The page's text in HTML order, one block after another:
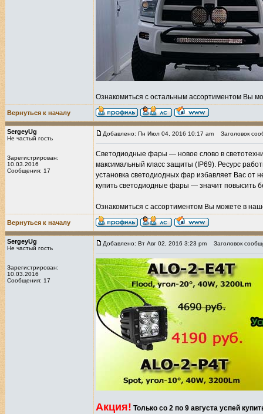
Ознакомиться с остальным ассортиментом Вы
Вернуться к началу
SergeyUg
Не частый гость
Зарегистрирован:
10.03.2016
Сообщения: 17
Добавлено: Пн Июл 04, 2016 10:17 am Заголовок
Светодиодные фары — новое слово в
максимальный класс защиты (IP69). Ресурс
установка светодиодных фар избавляет Вас от
купить светодиодные фары — значит повысить
Ознакомиться с ассортиментом Вы можете в
Вернуться к началу
SergeyUg
Не частый гость
Зарегистрирован:
10.03.2016
Сообщения: 17
Добавлено: Вт Авг 02, 2016 3:23 pm Заголовок
Акция! Только со 2 по 9 августа успей